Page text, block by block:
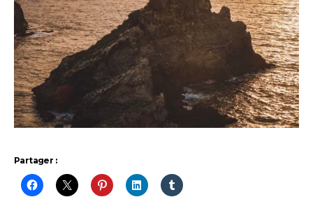
Partager :